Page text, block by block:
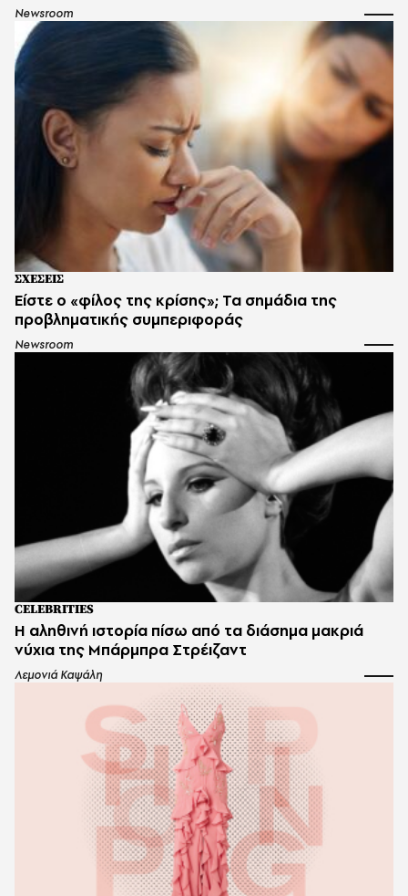
Newsroom
ΣΧΕΣΕΙΣ
Είστε ο «φίλος της κρίσης»; Τα σημάδια της
προβληματικής συμπεριφοράς
Newsroom
CELEBRITIES
Η αληθινή ιστορία πίσω από τα διάσημα μακριά
νύχια της Μπάρμπρα Στρέιζαντ
Λεμονιά Καψάλη